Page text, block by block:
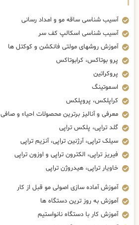
آسیب شناسی ساقه مو و امداد رسانی
آسیب شناسی اسکالپ کف سر
آموزش روشهای مولتی فانکشن و کوکتل ها
پرو بوتاکس، کرابوتاکس
پروکراتین
اسموتینگ
کراپلکس، پروپلکس
معرفی و آنالیز برترین محصولات احیاء و صافی
گلد تراپی، پلکس تراپی
سیلک تراپی، آرژنین تراپی، آنزیم تراپی
فیریز تراپی، الکترون تراپی و اوزون تراپی
خاویار تراپی، هیدروژن تراپی
آموزش آماده سازی اصولی مو قبل از کار
آموزش به روز ترین دستگاه ها
آموزش کار با دستگاه نانواستیم